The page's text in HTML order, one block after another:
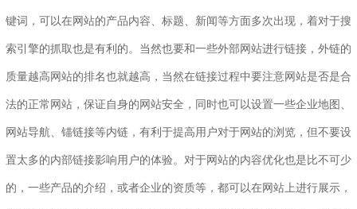
键词，可以在网站的产品内容、标题、新闻等方面多次出现，着对于搜
索引擎的抓取也是有利的。当然也要和一些外部网站进行链接，外链的
质量越高网站的排名也就越高，当然在链接过程中要注意网站是否是合
法的正常网站，保证自身的网站安全，同时也可以设置一些企业地图、
网站导航、锚链接等内链，有利于提高用户对于网站的浏览，但不要设
置太多的内部链接影响用户的体验。对于网站的内容优化也是比不可少
的，一些产品的介绍，或者企业的资质等，都可以在网站上进行展示，